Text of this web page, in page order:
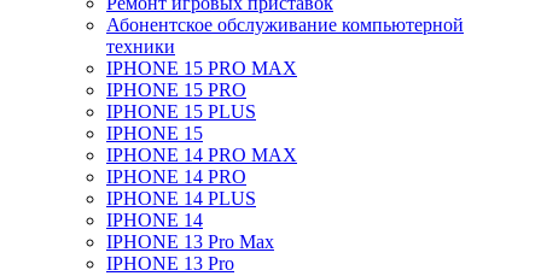
Абонентское обслуживание компьютерной
техники
IPHONE 15 PRO MAX
IPHONE 15 PRO
IPHONE 15 PLUS
IPHONE 15
IPHONE 14 PRO MAX
IPHONE 14 PRO
IPHONE 14 PLUS
IPHONE 14
IPHONE 13 Pro Max
IPHONE 13 Pro